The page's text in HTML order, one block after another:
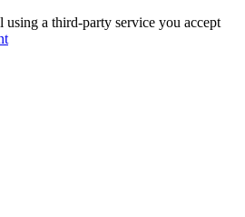
a third-party service you accept